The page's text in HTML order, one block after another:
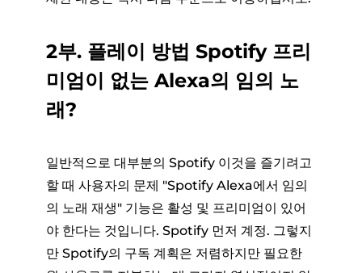
2부. 플레이 방법 Spotify 프리
미엄이 없는 Alexa의 임의 노
래?
일반적으로 대부분의 Spotify 이것을 즐기려고
할 때 사용자의 문제 "Spotify Alexa에서 임의
의 노래 재생" 기능은 활성 및 프리미엄이 있어
야 한다는 것입니다. Spotify 먼저 계정. 그렇지
만 Spotify의 구독 계획은 저렴하지만 필요한